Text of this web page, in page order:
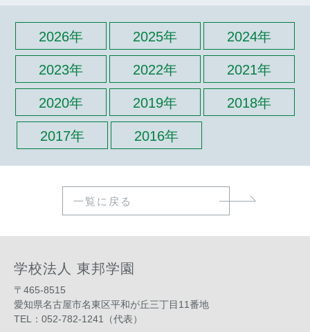
2026年 2025年 2024年
2023年 2022年 2021年
2020年 2019年 2018年
2017年 2016年
一覧に戻る
学校法人 東邦学園
〒465-8515
愛知県名古屋市名東区平和が丘三丁目11番地
TEL：052-782-1241（代表）